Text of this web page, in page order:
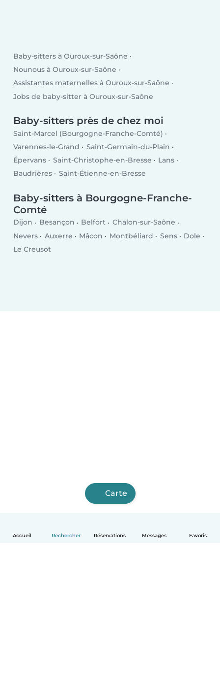
Accueil Rechercher Réservations Messages Favoris
Baby-sitters à Ouroux-sur-Saône
Nounous à Ouroux-sur-Saône
Assistantes maternelles à Ouroux-sur-Saône
Jobs de baby-sitter à Ouroux-sur-Saône
Baby-sitters près de chez moi
Saint-Marcel (Bourgogne-Franche-Comté)
Varennes-le-Grand
Saint-Germain-du-Plain
Épervans
Saint-Christophe-en-Bresse
Lans
Baudrières
Saint-Étienne-en-Bresse
Baby-sitters à Bourgogne-Franche-
Comté
Dijon Besançon Belfort
Chalon-sur-Saône
Nevers
Auxerre Mâcon Montbéliard Sens
Dole
Le Creusot
Carte